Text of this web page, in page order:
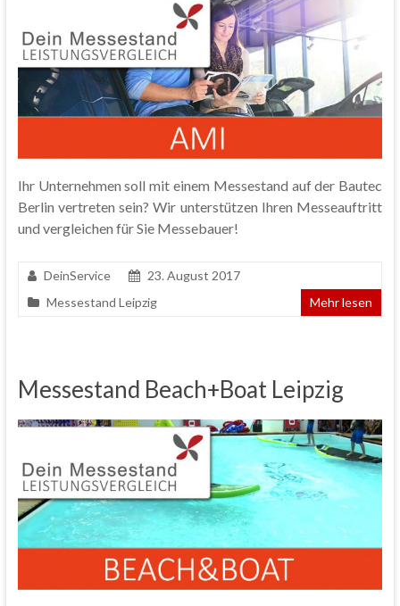
Ihr Unternehmen soll mit einem Messestand auf der Bautec
Berlin vertreten sein? Wir unterstützen Ihren Messeauftritt
und vergleichen für Sie Messebauer!
DeinService
23. August 2017
Messestand Leipzig
Mehr lesen
Messestand Beach+Boat Leipzig